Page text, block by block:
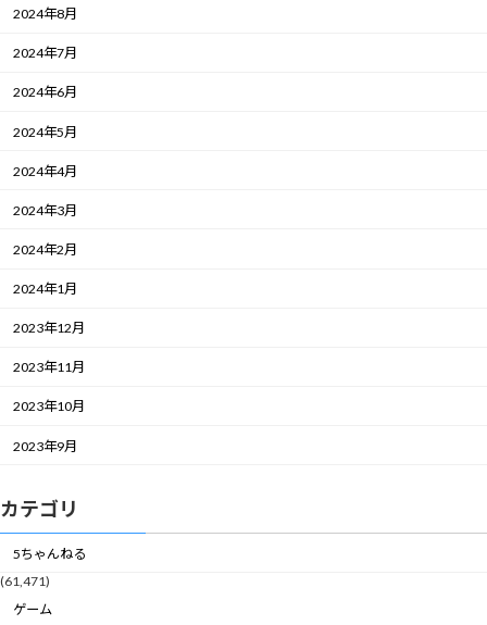
2024年8月
2024年7月
2024年6月
2024年5月
2024年4月
2024年3月
2024年2月
2024年1月
2023年12月
2023年11月
2023年10月
2023年9月
カテゴリ
5ちゃんねる
(61,471)
ゲーム